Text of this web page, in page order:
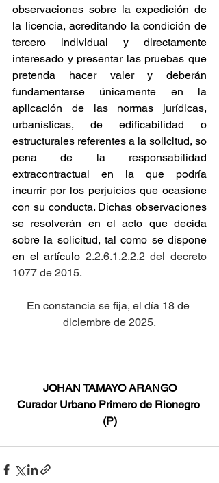
observaciones sobre la expedición de
la licencia, acreditando la condición de
tercero individual y directamente
interesado y presentar las pruebas que
pretenda hacer valer y deberán
fundamentarse únicamente en la
aplicación de las normas jurídicas,
urbanísticas, de edificabilidad o
estructurales referentes a la solicitud, so
pena de la responsabilidad
extracontractual en la que podría
incurrir por los perjuicios que ocasione
con su conducta. Dichas observaciones
se resolverán en el acto que decida
sobre la solicitud, tal como se dispone
en el artículo 2.2.6.1.2.2.2 del decreto
1077 de 2015.
En constancia se fija, el día 18 de
diciembre de 2025.
JOHAN TAMAYO ARANGO
Curador Urbano Primero de Rionegro
(P)